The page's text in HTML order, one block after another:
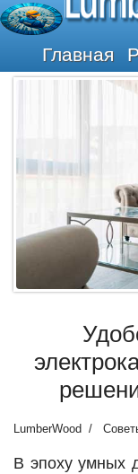
Главная
LumberWood
В эпоху умных